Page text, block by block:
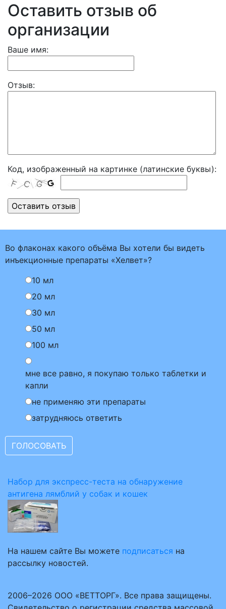
Оставить отзыв об
организации
Ваше имя:
Отзыв:
Код, изображенный на картинке (латинские буквы):
Во флаконах какого объёма Вы хотели бы видеть
инъекционные препараты «Хелвет»?
10 мл
20 мл
30 мл
50 мл
100 мл
мне все равно, я покупаю только таблетки и
капли
не применяю эти препараты
затрудняюсь ответить
Набор для экспресс-теста на обнаружение
антигена лямблий у собак и кошек
На нашем сайте Вы можете подписаться на
рассылку новостей.
2006–2026 ООО «ВЕТТОРГ». Все права защищены.